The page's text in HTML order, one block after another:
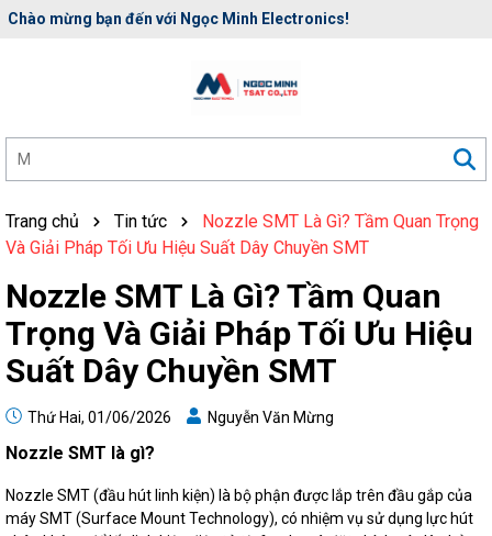
Rất nhiều ưu đãi và chương trình khuyến mãi đang chờ đợi bạn
Trang chủ Tin tức
Nozzle SMT Là Gì? Tầm Quan Trọng
Và Giải Pháp Tối Ưu Hiệu Suất Dây Chuyền SMT
Nozzle SMT Là Gì? Tầm Quan
Trọng Và Giải Pháp Tối Ưu Hiệu
Suất Dây Chuyền SMT
Thứ Hai, 01/06/2026 Nguyễn Văn Mừng
Nozzle SMT là gì?
Nozzle SMT (đầu hút linh kiện) là bộ phận được lắp trên đầu gắp của
máy SMT (Surface Mount Technology), có nhiệm vụ sử dụng lực hút